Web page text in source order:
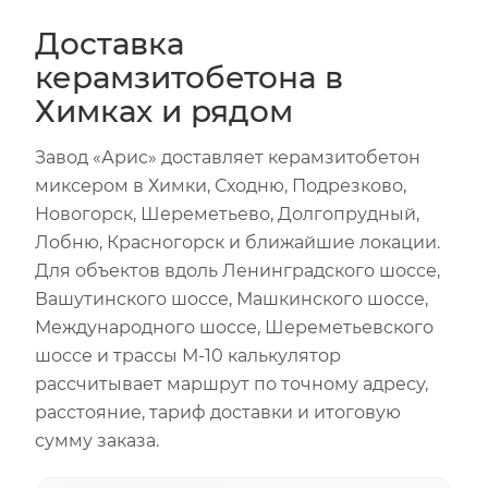
Доставка
керамзитобетона в
Химках и рядом
Завод «Арис» доставляет керамзитобетон
миксером в Химки, Сходню, Подрезково,
Новогорск, Шереметьево, Долгопрудный,
Лобню, Красногорск и ближайшие локации.
Для объектов вдоль Ленинградского шоссе,
Вашутинского шоссе, Машкинского шоссе,
Международного шоссе, Шереметьевского
шоссе и трассы М-10 калькулятор
рассчитывает маршрут по точному адресу,
расстояние, тариф доставки и итоговую
сумму заказа.